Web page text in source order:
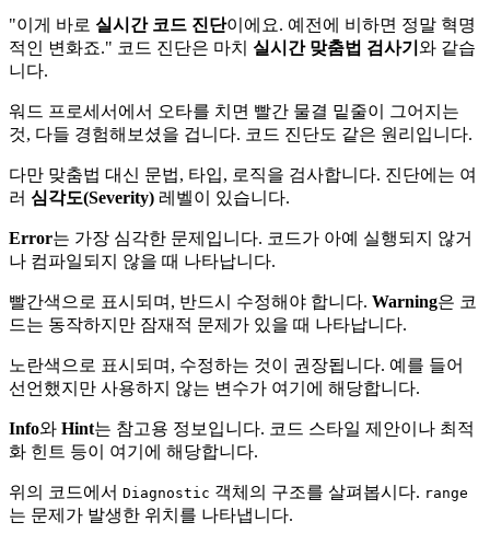
"이게 바로 실시간 코드 진단이에요. 예전에 비하면 정말 혁명
적인 변화죠." 코드 진단은 마치 실시간 맞춤법 검사기 와 같습
니다.
워드 프로세서에서 오타를 치면 빨간 물결 밑줄이 그어지는
것, 다들 경험해보셨을 겁니다. 코드 진단도 같은 원리입니다.
다만 맞춤법 대신 문법, 타입, 로직을 검사합니다. 진단에는 여
러 심각도(Severity) 레벨이 있습니다.
Error는 가장 심각한 문제입니다. 코드가 아예 실행되지 않거
나 컴파일되지 않을 때 나타납니다.
빨간색으로 표시되며, 반드시 수정해야 합니다. Warning은 코
드는 동작하지만 잠재적 문제가 있을 때 나타납니다.
노란색으로 표시되며, 수정하는 것이 권장됩니다. 예를 들어
선언했지만 사용하지 않는 변수가 여기에 해당합니다.
Info와 Hint는 참고용 정보입니다. 코드 스타일 제안이나 최적
화 힌트 등이 여기에 해당합니다.
위의 코드에서 Diagnostic 객체의 구조를 살펴봅시다. range
는 문제가 발생한 위치를 나타냅니다.